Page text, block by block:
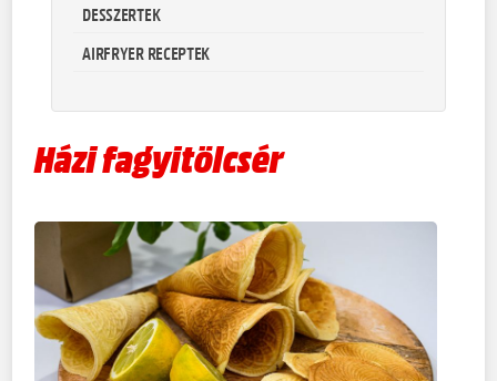
DESSZERTEK
AIRFRYER RECEPTEK
Házi fagyitölcsér